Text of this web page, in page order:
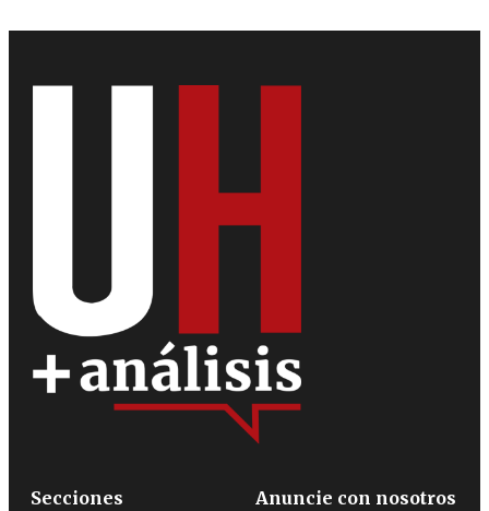
Secciones
Anuncie con nosotros